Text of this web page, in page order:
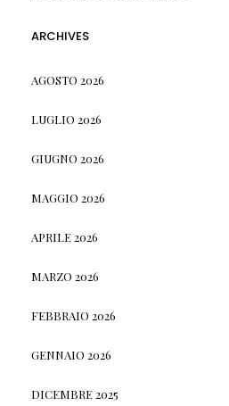
ARCHIVES
AGOSTO 2026
LUGLIO 2026
GIUGNO 2026
MAGGIO 2026
APRILE 2026
MARZO 2026
FEBBRAIO 2026
GENNAIO 2026
DICEMBRE 2025